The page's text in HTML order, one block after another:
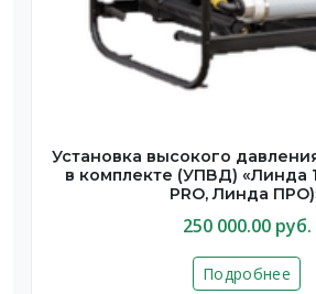
Установка высокого
в комплекте (УПВД) «Линда
PRO, Линда
250 000.00 руб.
Подробнее